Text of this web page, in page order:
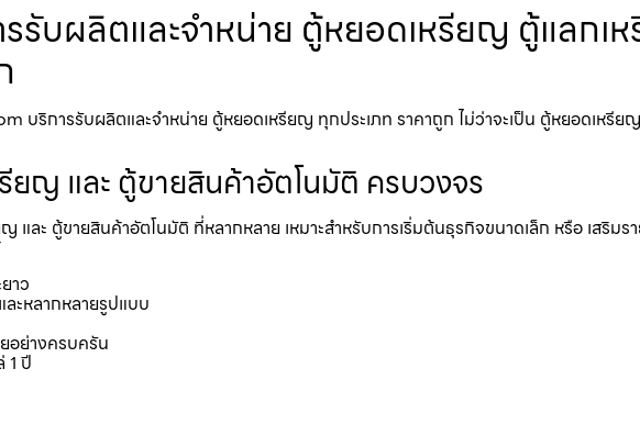
รับผลิตและจำหน่าย ตู้หยอดเหรียญ ตู้แลกเ
บริการรับผลิตและจำหน่าย ตู้หยอดเหรียญ ทุกประเภท ราคาถูก ไม่ว่าจะเป็น ตู้หยอดเห
ญ และ ตู้ขายสินค้าอัตโนมัติ ครบวงจร
และ ตู้ขายสินค้าอัตโนมัติ ที่หลากหลาย เหมาะสำหรับการเริ่มต้นธุรกิจขนาดเล็ก หรือ เส
าว
ะหลากหลายรูปแบบ
อย่างครบครัน
1 ปี